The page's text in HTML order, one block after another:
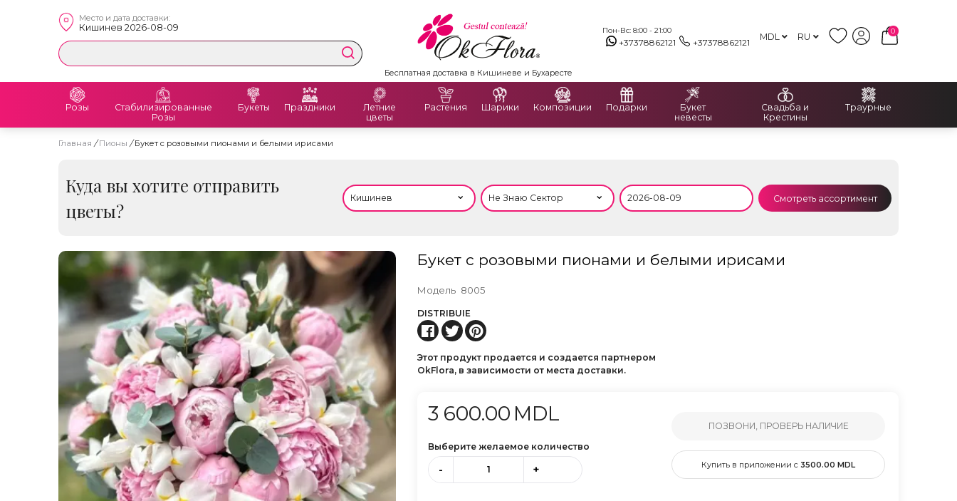
Место и дата доставки:
Кишинев 2026-08-09 Пон-Вс: 8:00 - 21:00
+37378862121 +37378862121 MDL RU
0
Premium Delivery Flowers
Розы
Стабилизированные
Розы
Букеты Праздники
Летние
цветы
Растения Шарики Композиции Подарки
Букет
невесты
Свадьба и
Крестины
Траурные
Главная / Пионы / Букет с розовыми пионами и белыми ирисами
Куда вы хотите отправить
цветы?
Смотреть ассортимент
Букет с розовыми пионами и белыми ирисами
Модель 8005
DISTRIBUIE
Этот продукт продается и создается партнером
OkFlora, в зависимости от места доставки.
3 600.00 MDL
Выберите желаемое количество
- +
ПОЗВОНИ, ПРОВЕРЬ НАЛИЧИЕ
Купить в приложении с 3500.00 MDL